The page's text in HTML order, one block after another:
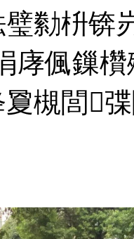
勬枡锛
庨偑鏁
槻閭